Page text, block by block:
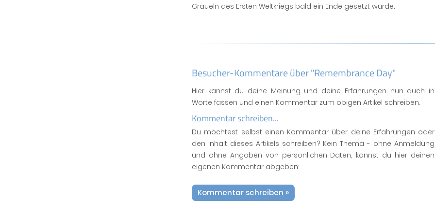
Gräueln des Ersten Weltkriegs bald ein Ende gesetzt würde.
Besucher-Kommentare über "Remembrance Day"
Hier kannst du deine Meinung und deine Erfahrungen nun auch in
Worte fassen und einen Kommentar zum obigen Artikel schreiben.
Kommentar schreiben...
Du möchtest selbst einen Kommentar über deine Erfahrungen oder
den Inhalt dieses Artikels schreiben? Kein Thema - ohne Anmeldung
und ohne Angaben von persönlichen Daten, kannst du hier deinen
eigenen Kommentar abgeben:
Kommentar schreiben »